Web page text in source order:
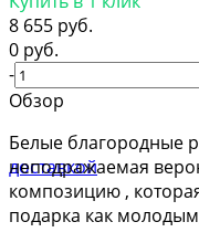
8 655 руб.
0 руб.
-
Обзор
Белые благородные
неподражаемая
композицию ,
подарка как